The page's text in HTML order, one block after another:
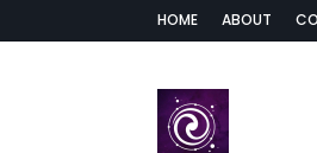
HOME ABOUT